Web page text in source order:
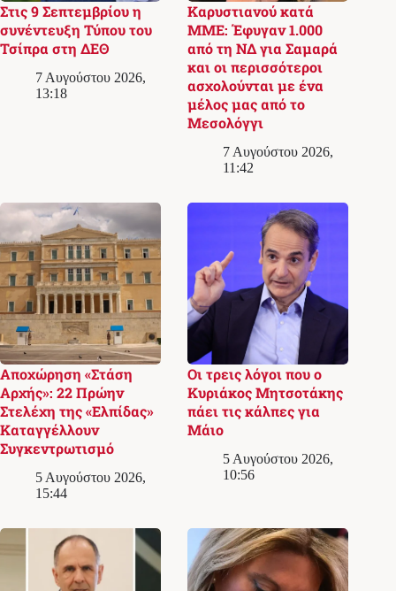
Στις 9 Σεπτεμβρίου η
συνέντευξη Τύπου του
Τσίπρα στη ΔΕΘ
7 Αυγούστου 2026,
13:18
Καρυστιανού κατά
ΜΜΕ: Έφυγαν 1.000
από τη ΝΔ για Σαμαρά
και οι περισσότεροι
ασχολούνται με ένα
μέλος μας από το
Μεσολόγγι
7 Αυγούστου 2026,
11:42
Αποχώρηση «Στάση
Αρχής»: 22 Πρώην
Στελέχη της «Ελπίδας»
Καταγγέλλουν
Συγκεντρωτισμό
5 Αυγούστου 2026,
15:44
Οι τρεις λόγοι που ο
Κυριάκος Μητσοτάκης
πάει τις κάλπες για
Μάιο
5 Αυγούστου 2026,
10:56